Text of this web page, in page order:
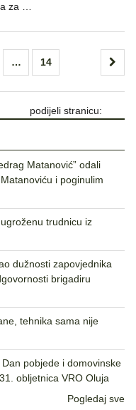
za …
… 14
podijeli stranicu:
Matanović” odali
i poginulim
trudnicu iz
dužnosti zapovjednika
brigadiru
tehnika sama nije
pobjede i domovinske
obljetnica VRO Oluja
Pogledaj sve